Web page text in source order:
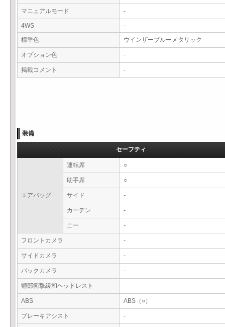
マニュアルモード
-
4WS
-
標準色
ウインザーブルーメタリック
オプション色 -
掲載コメント -
装備
セーフティ
エアバッグ
運転席 ○
助手席 ○
サイド -
カーテン -
ニー -
フロントカメラ -
サイドカメラ -
バックカメラ -
頸部衝撃緩和ヘッドレスト -
ABS ABS（○）
ブレーキアシスト -